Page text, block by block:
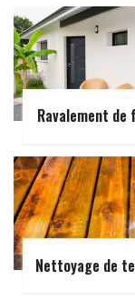
Ravalement de
Nettoyage de